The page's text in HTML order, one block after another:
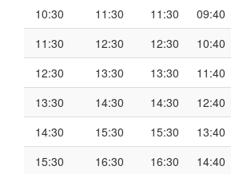
10:30
11:30 11:30 09:40
11:30
12:30 12:30 10:40
12:30
13:30 13:30 11:40
13:30
14:30 14:30 12:40
14:30
15:30 15:30 13:40
15:30
16:30 16:30 14:40